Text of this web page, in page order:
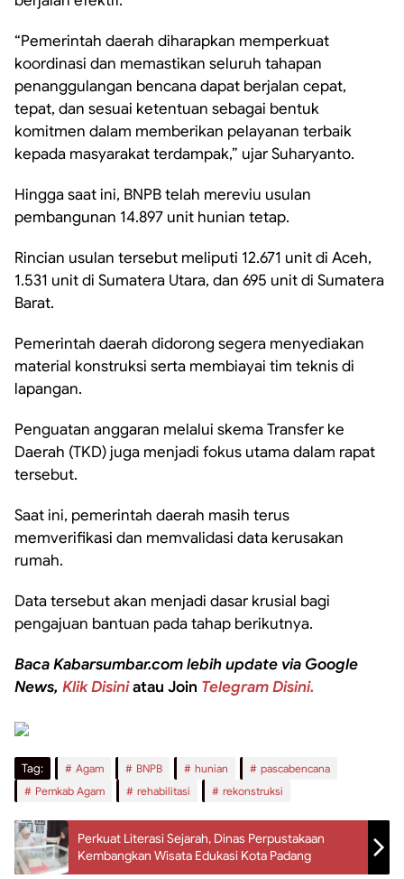
“Pemerintah daerah diharapkan memperkuat
koordinasi dan memastikan seluruh tahapan
penanggulangan bencana dapat berjalan cepat,
tepat, dan sesuai ketentuan sebagai bentuk
komitmen dalam memberikan pelayanan terbaik
kepada masyarakat terdampak,” ujar Suharyanto.
Hingga saat ini, BNPB telah mereviu usulan
pembangunan 14.897 unit hunian tetap.
Rincian usulan tersebut meliputi 12.671 unit di Aceh,
1.531 unit di Sumatera Utara, dan 695 unit di Sumatera
Barat.
Pemerintah daerah didorong segera menyediakan
material konstruksi serta membiayai tim teknis di
lapangan.
Penguatan anggaran melalui skema Transfer ke
Daerah (TKD) juga menjadi fokus utama dalam rapat
tersebut.
Saat ini, pemerintah daerah masih terus
memverifikasi dan memvalidasi data kerusakan
rumah.
Data tersebut akan menjadi dasar krusial bagi
pengajuan bantuan pada tahap berikutnya.
Baca Kabarsumbar.com lebih update via Google
News, Klik Disiniatau Join Telegram Disini.
Tag: Agam BNPB hunian
pascabencana
Pemkab Agam
rehabilitasi rekonstruksi
Perkuat Literasi Sejarah, Dinas Perpustakaan
Kembangkan Wisata Edukasi Kota Padang